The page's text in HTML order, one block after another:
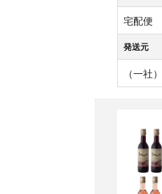
宅配便
発送元
（一社